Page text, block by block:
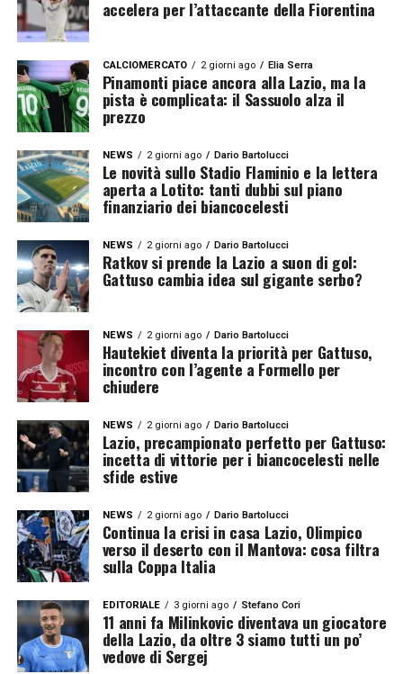
accelera per l’attaccante della Fiorentina
CALCIOMERCATO 2 giorni ago Elia Serra
Pinamonti piace ancora alla Lazio, ma la
pista è complicata: il Sassuolo alza il
prezzo
NEWS 2 giorni ago Dario Bartolucci
Le novità sullo Stadio Flaminio e la lettera
aperta a Lotito: tanti dubbi sul piano
finanziario dei biancocelesti
NEWS 2 giorni ago Dario Bartolucci
Ratkov si prende la Lazio a suon di gol:
Gattuso cambia idea sul gigante serbo?
NEWS 2 giorni ago Dario Bartolucci
Hautekiet diventa la priorità per Gattuso,
incontro con l’agente a Formello per
chiudere
NEWS 2 giorni ago Dario Bartolucci
Lazio, precampionato perfetto per Gattuso:
incetta di vittorie per i biancocelesti nelle
sfide estive
NEWS 2 giorni ago Dario Bartolucci
Continua la crisi in casa Lazio, Olimpico
verso il deserto con il Mantova: cosa filtra
sulla Coppa Italia
EDITORIALE 3 giorni ago Stefano Cori
11 anni fa Milinkovic diventava un giocatore
della Lazio, da oltre 3 siamo tutti un po’
vedove di Sergej